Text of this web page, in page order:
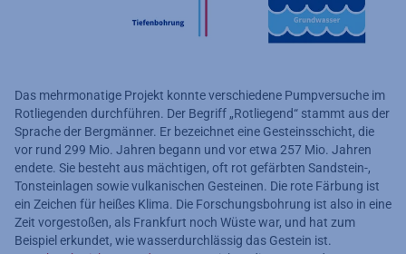
Das mehrmonatige Projekt konnte verschiedene Pumpversuche im
Rotliegenden durchführen. Der Begriff „Rotliegend“ stammt aus der
Sprache der Bergmänner. Er bezeichnet eine Gesteinsschicht, die
vor rund 299 Mio. Jahren begann und vor etwa 257 Mio. Jahren
endete. Sie besteht aus mächtigen, oft rot gefärbten Sandstein-,
Tonsteinlagen sowie vulkanischen Gesteinen. Die rote Färbung ist
ein Zeichen für heißes Klima. Die Forschungsbohrung ist also in eine
Zeit vorgestoßen, als Frankfurt noch Wüste war, und hat zum
Beispiel erkundet, wie wasserdurchlässig das Gestein ist.